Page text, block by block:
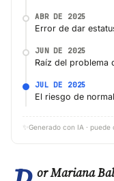
ABR DE 2025
Error de dar
JUN DE 2025
Raíz del problema
JUL DE 2025
El riesgo de
✨ Generado con IA ·
or Mariana